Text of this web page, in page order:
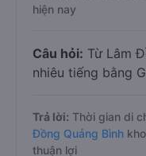
hiện nay
Câu hỏi: Từ Lâm
nhiêu tiếng bằng
Trả lời: Thời gian di
Đồng Quảng Bình
thuận lợi